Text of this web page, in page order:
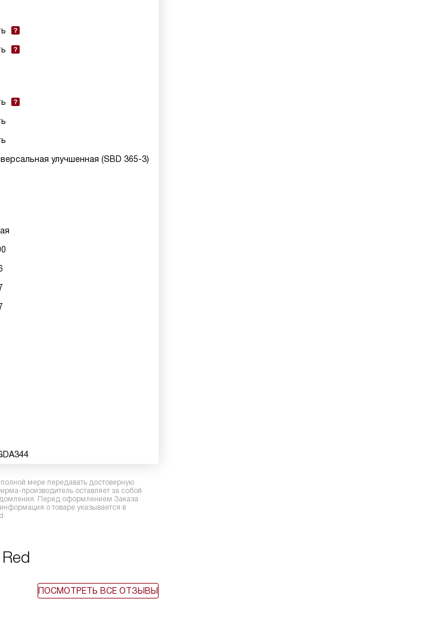
улучшенная (SBD 365-3)
мере передавать достоверную
производитель оставляет за собой
Перед оформлением Заказа
о товаре указывается в
ПОСМОТРЕТЬ ВСЕ ОТЗЫВЫ